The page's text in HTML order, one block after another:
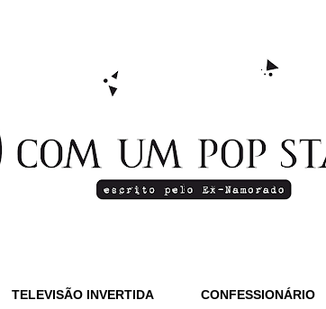
TELEVISÃO INVERTIDA CONFESSIONÁRIO